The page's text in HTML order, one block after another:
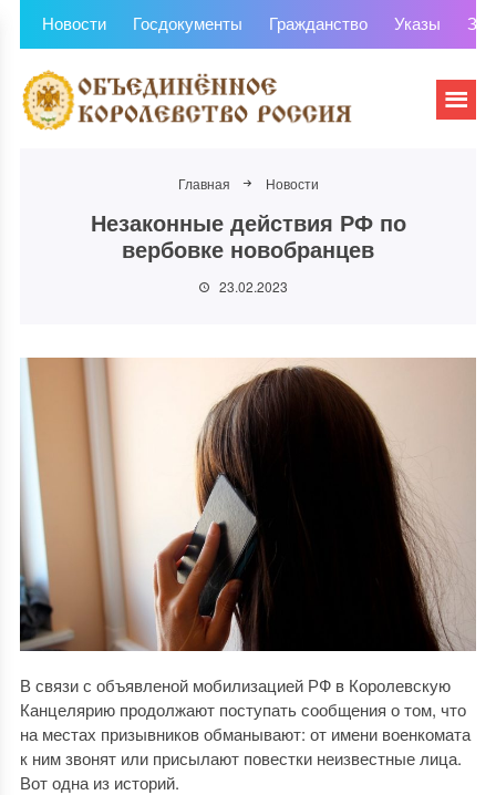
Новости Госдокументы Гражданство Указы
Главная Новости
Незаконные действия РФ по
вербовке новобранцев
23.02.2023
В связи с объявленой мобилизацией РФ в Королевскую
Канцелярию продолжают поступать сообщения о том, что
на местах призывников обманывают: от имени военкомата
к ним звонят или присылают повестки неизвестные лица.
Вот одна из историй.